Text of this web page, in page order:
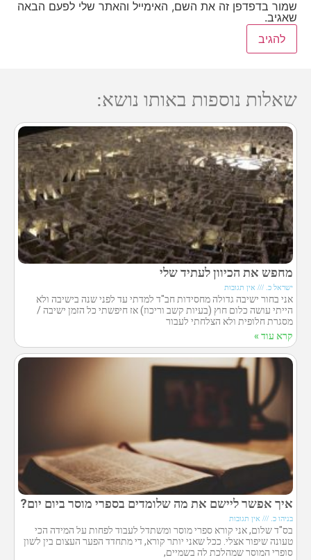
שמור בדפדפן זה את השם, האימייל והאתר שלי לפעם הבאה
שאגיב.
שאלות נוספות באותו נושא:
מחפש את הכיוון לעתיד שלי
ישראל כ. אין תגובות
אני בחור ישיבה גדולה מחסידות חב"ד למדתי עד לפני שנה בישיבה ולא
הייתי עושה כלום חוץ (בעיות קשב וריכוז) אז חיפשתי כל הזמן ישיבה /
מסגרת חלופית ולא הצלחתי לעבור
קרא עוד »
איך אפשר ליישם את מה שלומדים בספרי מוסר ביום יום?
בניהו כ. אין תגובות
בס"ד שלום, אני קורא ספרי מוסר ומשתדל לעבוד לפחות על המידה הכי
טעונה שיפור אצלי. ככל שאני יותר קורא, די מתחדד הפער העצום בין לשון
סופרי המוסר שמהלכת לה בשמיים,